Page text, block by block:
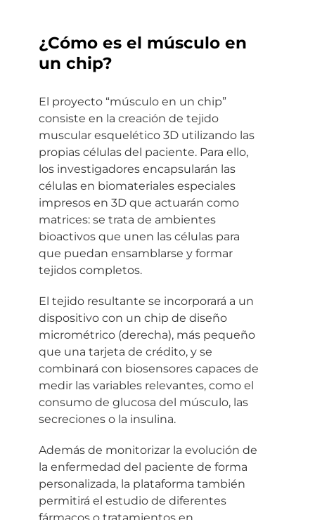
¿Cómo es el músculo en
un chip?
El proyecto “músculo en un chip”
consiste en la creación de tejido
muscular esquelético 3D utilizando las
propias células del paciente. Para ello,
los investigadores encapsularán las
células en biomateriales especiales
impresos en 3D que actuarán como
matrices: se trata de ambientes
bioactivos que unen las células para
que puedan ensamblarse y formar
tejidos completos.
El tejido resultante se incorporará a un
dispositivo con un chip de diseño
micrométrico (derecha), más pequeño
que una tarjeta de crédito, y se
combinará con biosensores capaces de
medir las variables relevantes, como el
consumo de glucosa del músculo, las
secreciones o la insulina.
Además de monitorizar la evolución de
la enfermedad del paciente de forma
personalizada, la plataforma también
permitirá el estudio de diferentes